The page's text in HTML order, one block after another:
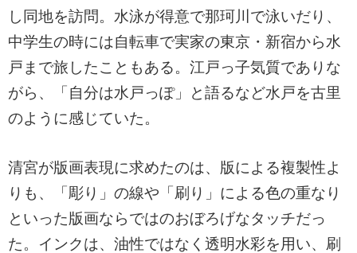
し同地を訪問。水泳が得意で那珂川で泳いだり、
中学生の時には自転車で実家の東京・新宿から水
戸まで旅したこともある。江戸っ子気質でありな
がら、「自分は水戸っぽ」と語るなど水戸を古里
のように感じていた。
清宮が版画表現に求めたのは、版による複製性よ
りも、「彫り」の線や「刷り」による色の重なり
といった版画ならではのおぼろげなタッチだっ
た。インクは、油性ではなく透明水彩を用い、刷